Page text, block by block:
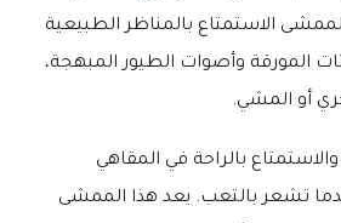
الاستمتاع بالمناظر الطبيعية
المورقة وأصوات الطيور المبهجة،
أو المشي.
بالراحة في المقاهي
تشعر بالتعب. يعد هذا الممشى